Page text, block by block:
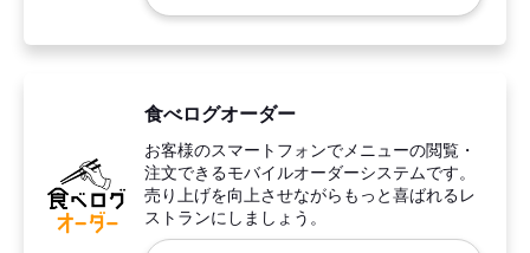
食べログオーダー
お客様のスマートフォンでメニューの閲覧・
注文できるモバイルオーダーシステムです。
売り上げを向上させながらもっと喜ばれるレ
ストランにしましょう。